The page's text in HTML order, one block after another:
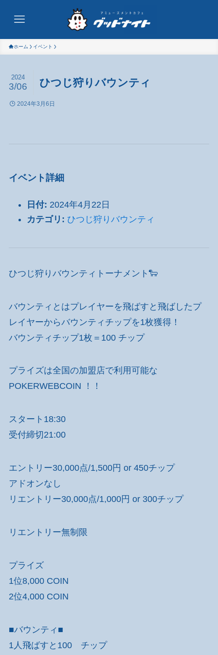
ホーム イベント
ひつじ狩りバウンティ
2024
3/06
2024年3月6日
イベント詳細
日付: 2024年4月22日
カテゴリ: ひつじ狩りバウンティ
ひつじ狩りバウンティトーナメント🐑
バウンティとはプレイヤーを飛ばすと飛ばしたプ
レイヤーからバウンティチップを1枚獲得！
バウンティチップ1枚＝100 チップ
プライズは全国の加盟店で利用可能な
POKERWEBCOIN ！！
スタート18:30
受付締切21:00
エントリー30,000点/1,500円 or 450チップ
アドオンなし
リエントリー30,000点/1,000円 or 300チップ
リエントリー無制限
プライズ
1位8,000 COIN
2位4,000 COIN
■バウンティ■
1人飛ばすと100 チップ